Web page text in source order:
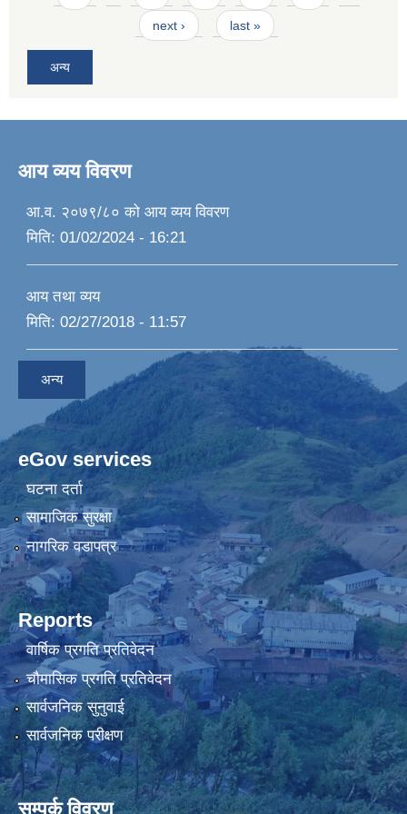
next › last »
अन्य
आय व्यय विवरण
आ.व. २०७९/८० को आय व्यय विवरण
मिति: 01/02/2024 - 16:21
आय तथा व्यय
मिति: 02/27/2018 - 11:57
अन्य
eGov services
घटना दर्ता
सामाजिक सुरक्षा
नागरिक वडापत्र
Reports
वार्षिक प्रगति प्रतिवेदन
चौमासिक प्रगति प्रतिवेदन
सार्वजनिक सुनुवाई
सार्वजनिक परीक्षण
सम्पर्क विवरण